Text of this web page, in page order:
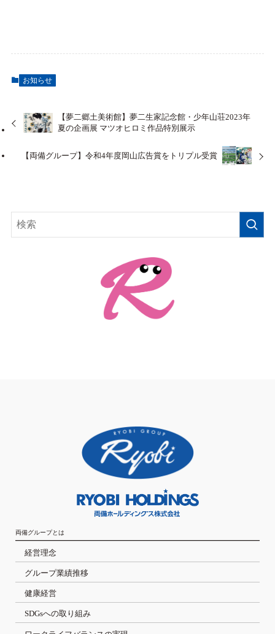
お知らせ
【夢二郷土美術館】夢二生家記念館・少年山荘2023年
夏の企画展 マツオヒロミ作品特別展示
【両備グループ】令和4年度岡山広告賞をトリプル受賞
両備グループとは
経営理念
グループ業績推移
健康経営
SDGsへの取り組み